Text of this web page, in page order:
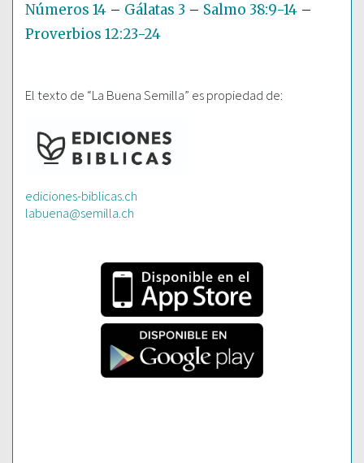
Números 14 – Gálatas 3 – Salmo 38:9-14 –
Proverbios 12:23-24
El texto de “La Buena Semilla” es propiedad de:
ediciones-biblicas.ch
labuena@semilla.ch